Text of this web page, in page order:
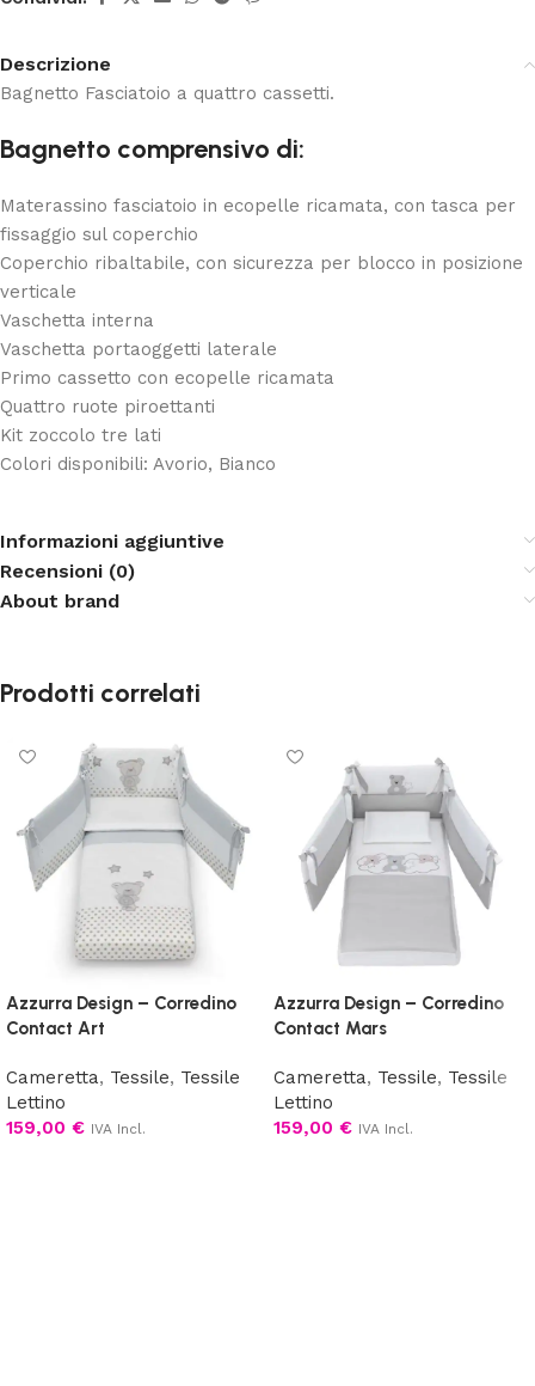
Descrizione
Bagnetto Fasciatoio a quattro cassetti.
Bagnetto comprensivo di:
Materassino fasciatoio in ecopelle ricamata, con tasca per
fissaggio sul coperchio
Coperchio ribaltabile, con sicurezza per blocco in posizione
verticale
Vaschetta interna
Vaschetta portaoggetti laterale
Primo cassetto con ecopelle ricamata
Quattro ruote piroettanti
Kit zoccolo tre lati
Colori disponibili: Avorio, Bianco
Informazioni aggiuntive
Recensioni (0)
About brand
Prodotti correlati
Azzurra Design – Corredino
Contact Art
Cameretta, Tessile, Tessile
Lettino
159,00 € IVA Incl.
Azzurra Design – Corredino
Contact Mars
Cameretta, Tessile, Tessile
Lettino
159,00 € IVA Incl.